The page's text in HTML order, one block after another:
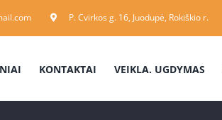
P. Cvirkos g. 16, Juodupė, Rokiškio r.
KONTAKTAI VEIKLA. UGDYMAS